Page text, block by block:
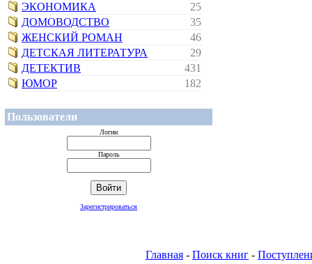
ЭКОНОМИКА
25
ДОМОВОДСТВО
35
ЖЕНСКИЙ РОМАН
46
ДЕТСКАЯ ЛИТЕРАТУРА
29
ДЕТЕКТИВ
431
ЮМОР
182
Пользователи
Логин
Пароль
Зарегистрироваться
Главная - Поиск книг -